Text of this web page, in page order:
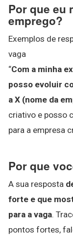
Por que eu
emprego?
Exemplos de
vaga
“Com a minha
posso evoluir
a X (nome da
criativo e posso
para a empresa
Por que
A sua resposta
forte e que
para a vaga.
pontos fortes,